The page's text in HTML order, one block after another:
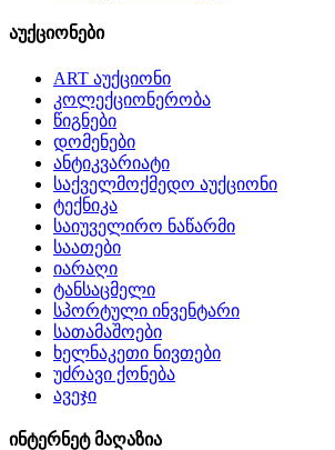
აუქციონები
ART აუქციონი
კოლექციონერობა
წიგნები
დომენები
ანტიკვარიატი
საქველმოქმედო აუქციონი
ტექნიკა
საიუველირო ნაწარმი
საათები
იარაღი
ტანსაცმელი
სპორტული ინვენტარი
სათამაშოები
ხელნაკეთი ნივთები
უძრავი ქონება
ავეჯი
ინტერნეტ მაღაზია